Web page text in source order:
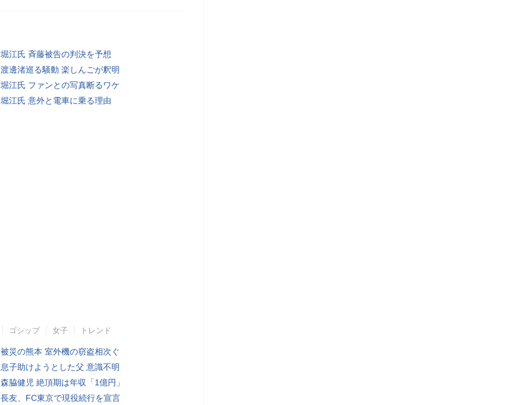
堀江氏 斉藤被告の判決を予想
渡邊渚巡る騒動 楽しんごが釈明
堀江氏 ファンとの写真断るワケ
堀江氏 意外と電車に乗る理由
ゴシップ 女子 トレンド
被災の熊本 室外機の窃盗相次ぐ
息子助けようとした父 意識不明
森脇健児 絶頂期は年収「1億円」
長友、FC東京で現役続行を宣言